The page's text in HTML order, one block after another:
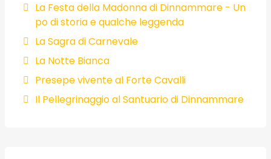
La Festa della Madonna di Dinnammare - Un
po di storia e qualche leggenda
La Sagra di Carnevale
La Notte Bianca
Presepe vivente al Forte Cavalli
Il Pellegrinaggio al Santuario di Dinnammare